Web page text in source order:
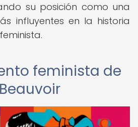
su posición como una
influyentes en la historia
feminista de